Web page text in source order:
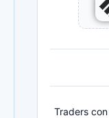
Traders